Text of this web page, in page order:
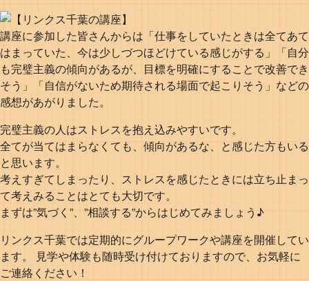
講座に参加した皆さんからは「仕事をしていたときは全てあて
はまっていた、今は少しづつほどけている感じがする」「自分
も完璧主義の傾向があるが、目標を明確にすることで改善でき
そう」「自信がないため期待される場面で起こりそう」などの
感想があがりました。
完璧主義の人はストレスを抱え込みやすいです。
全てが当てはまらなくても、傾向があるな、と感じた方もいる
と思います。
考えすぎてしまったり、ストレスを感じたときには立ち止まっ
て考えみることはとても大切です。
まずは”気づく”、”相談する”からはじめてみましょう♪
リンクス千葉では定期的にグループワークや講座を開催してい
ます。 見学や体験も随時受け付けておりますので、お気軽に
ご連絡ください！